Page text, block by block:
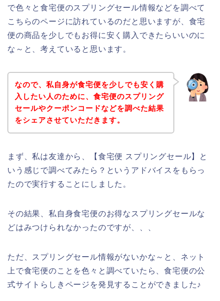
で色々と食宅便のスプリングセール情報などを調べて
こちらのページに訪れているのだと思いますが、食宅
便の商品を少しでもお得に安く購入できたらいいのに
な～と、考えていると思います。
なので、私自身が食宅便を少しでも安く購
入したい人のために、食宅便のスプリング
セールやクーポンコードなどを調べた結果
をシェアさせていただきます。
まず、私は友達から、【食宅便 スプリングセール】と
いう感じで調べてみたら？というアドバイスをもらっ
たので実行することにしました。
その結果、私自身食宅便のお得なスプリングセールな
どはみつけられなかったのですが、、、
ただ、スプリングセール情報がないかな～と、ネット
上で食宅便のことを色々と調べていたら、食宅便の公
式サイトらしきページを発見することができました♪